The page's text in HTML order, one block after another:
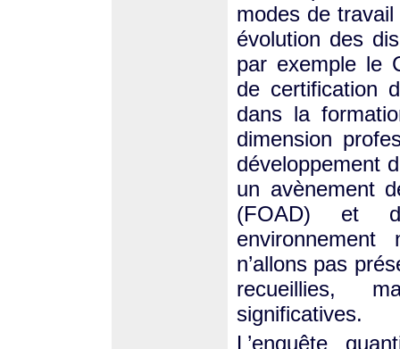
modes de
évolution des
par exemple le
de certification
dans la
dimension
développement
un avènement
(FOAD) et
n’allons pas
recueillies,
significatives.
L’enquête